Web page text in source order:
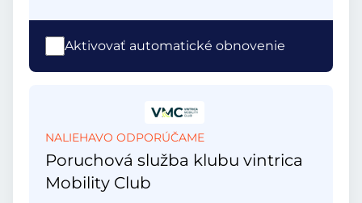
Aktivovať automatické obnovenie
NALIEHAVO ODPORÚČAME
Poruchová služba klubu vintrica
Mobility Club